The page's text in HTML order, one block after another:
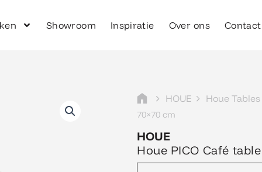
Showroom Inspiratie Over ons Contact
HOUE Houe Tables
70×70 cm
HOUE
Houe PICO Café